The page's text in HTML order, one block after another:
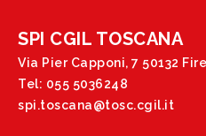
SPI CGIL TOSCANA
Via Pier Capponi, 7 50132
Tel: 055 5036248
spi.toscana@tosc.cgil.it